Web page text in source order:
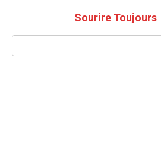
Sourire Toujours
Search: